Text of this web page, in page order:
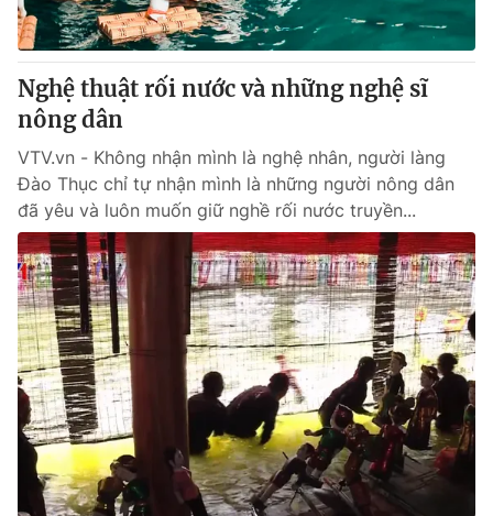
Cơ quan chủ quản:Đài Truyền hình Việt Nam
Cơ quan báo chí:Thời báo VTV
Giấy phép hoạt động báo in và báo điện tử số 483/GP-BTTTT
cấp ngày 29/12/2023
Tổng Biên tập:
Phó Tổng Biên tập:Nguyễn Thị Mỹ Hạnh, Phạm Quốc Thắng,
Nguyễn Trọng Ninh
Tổng đài VTV:024.38 355 931 - 024.38 355 932
Ðiện thoại Thời báo VTV:024.66 897 897
Email:toasoan@vtv.vn
Liên hệ quảng cáo:
024-7300.7108
Nghệ thuật rối nước và những nghệ sĩ
nông dân
VTV.vn - Không nhận mình là nghệ nhân, người làng
Đào Thục chỉ tự nhận mình là những người nông dân
đã yêu và luôn muốn giữ nghề rối nước truyền...